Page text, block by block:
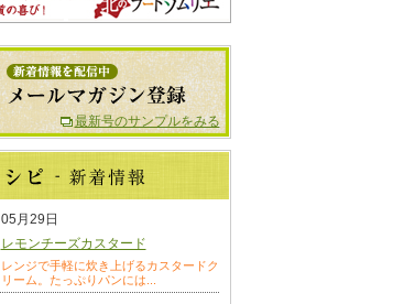
最新号のサンプルをみる
05月29日
レモンチーズカスタード
レンジで手軽に炊き上げるカスタードク
リーム。たっぷりパンには...